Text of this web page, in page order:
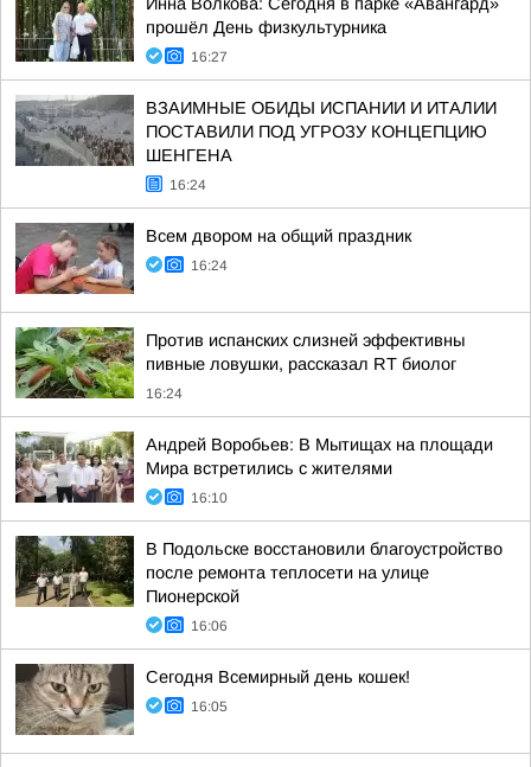
прошёл День физкультурника
16:27
ВЗАИМНЫЕ ОБИДЫ ИСПАНИИ И ИТАЛИИ
ПОСТАВИЛИ ПОД УГРОЗУ КОНЦЕПЦИЮ
ШЕНГЕНА
16:24
Всем двором на общий праздник
16:24
Против испанских слизней эффективны
пивные ловушки, рассказал RT биолог
16:24
Андрей Воробьев: В Мытищах на площади
Мира встретились с жителями
16:10
В Подольске восстановили благоустройство
после ремонта теплосети на улице
Пионерской
16:06
Сегодня Всемирный день кошек!
16:05